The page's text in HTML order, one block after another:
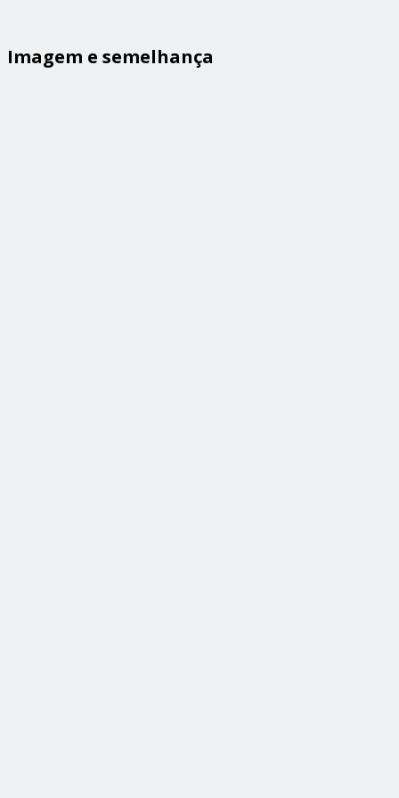
Imagem e semelhança